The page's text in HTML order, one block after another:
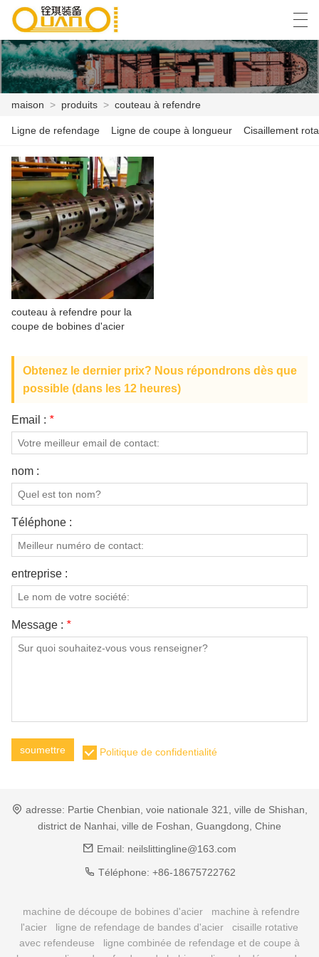
MAISON
PRODUITS
NOUVELLES
CAS
USINE
CONTACTEZ NOUS
À PROPOS DE NOUS
العربية বাংলা ভাষার English Español
maison > produits > couteau à refendre
Ligne de refendage Ligne de coupe à longueur Cisaillement
couteau à refendre pour la
coupe de bobines d'acier
Obtenez le dernier prix? Nous répondrons dès que
possible (dans les 12 heures)
Email : *
nom :
Téléphone :
entreprise :
Message : *
soumettre Politique de confidentialité
adresse: Partie Chenbian, voie nationale 321, ville de Shishan,
district de Nanhai, ville de Foshan, Guangdong, Chine
Email: neilslittingline@163.com
Téléphone: +86-18675722762
machine de découpe de bobines d'acier
machine à refendre
l'acier
ligne de refendage de bandes d'acier
cisaille rotative
avec refendeuse
ligne combinée de refendage et de coupe à